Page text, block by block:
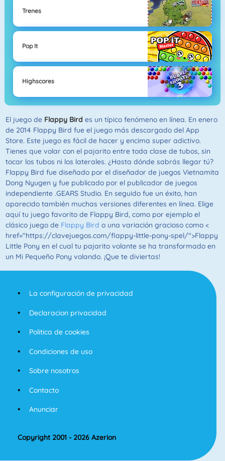
Trenes
Pop It
Highscores
El juego de Flappy Bird es un típico fenómeno en línea. En enero
de 2014 Flappy Bird fue el juego más descargado del App
Store. Este juego es fácil de hacer y encima super adictivo.
Tienes que volar con el pajarito entre toda clase de tubos, sin
tocar los tubos ni los laterales. ¿Hasta dónde sabrás llegar tú?
Flappy Bird fue diseñado por el diseñador de juegos Vietnamita
Dong Nyugen y fue publicado por el publicador de juegos
independiente .GEARS Studio. En seguido fue un éxito, han
aparecido también muchas versiones diferentes en línea. Elige
aquí tu juego favorito de Flappy Bird, como por ejemplo el
clásico juego de Flappy Bird o una variación gracioso como <
href="https://clavejuegos.com/flappy-little-pony-spel/">Flappy
Little Pony en el cual tu pajarito volante se ha transformado en
un Mi Pequeño Pony volando. ¡Que te diviertas!
La configuración de privacidad
Declaracion privacidad
Politica de cookies
Condiciones de uso
Sobre nosotros
Contacto
Anunciar
Copyright 2001 - 2026 Azerion